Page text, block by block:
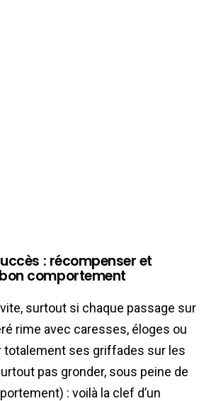
: récompenser et
comportement
surtout si chaque passage sur
rime avec caresses, éloges ou
totalement ses griffades sur les
pas gronder, sous peine de
: voilà la clef d’un